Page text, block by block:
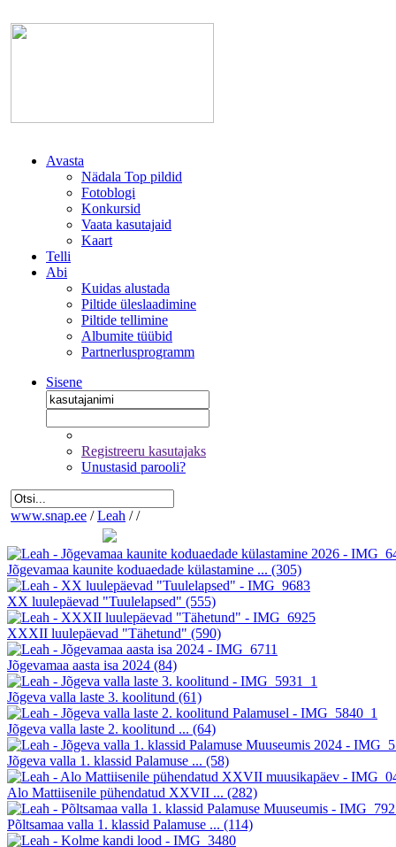
Avasta
Nädala Top pildid
Fotoblogi
Konkursid
Vaata kasutajaid
Kaart
Telli
Abi
Kuidas alustada
Piltide üleslaadimine
Piltide tellimine
Albumite tüübid
Partnerlusprogramm
Sisene
Registreeru kasutajaks
Unustasid parooli?
www.snap.ee / Leah / /
Jõgevamaa kaunite koduaedade külastamine ... (305)
XX luulepäevad "Tuulelapsed" (555)
XXXII luulepäevad "Tähetund" (590)
Jõgevamaa aasta isa 2024 (84)
Jõgeva valla laste 3. koolitund (61)
Jõgeva valla laste 2. koolitund ... (64)
Jõgeva valla 1. klassid Palamuse ... (58)
Alo Mattiisenile pühendatud XXVII ... (282)
Põltsamaa valla 1. klassid Palamuse ... (114)